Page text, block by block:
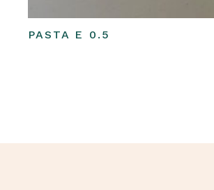
PASTA E 0.5